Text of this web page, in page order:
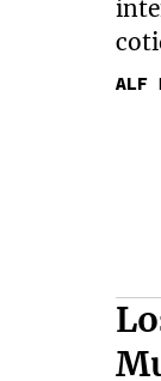
ALF